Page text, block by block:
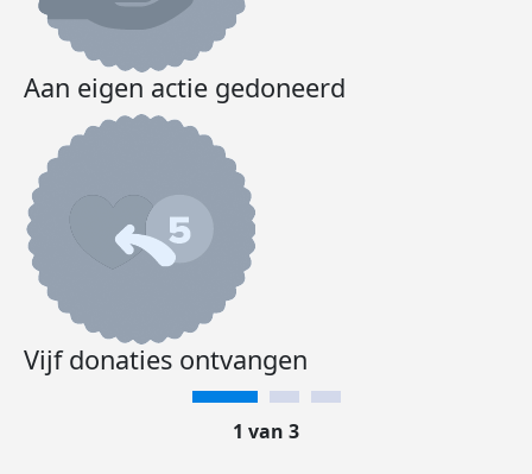
Aan eigen actie gedoneerd
Vijf donaties ontvangen
1 van 3